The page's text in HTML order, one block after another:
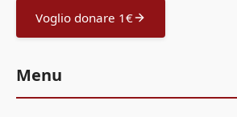
Voglio donare 1€
Menu